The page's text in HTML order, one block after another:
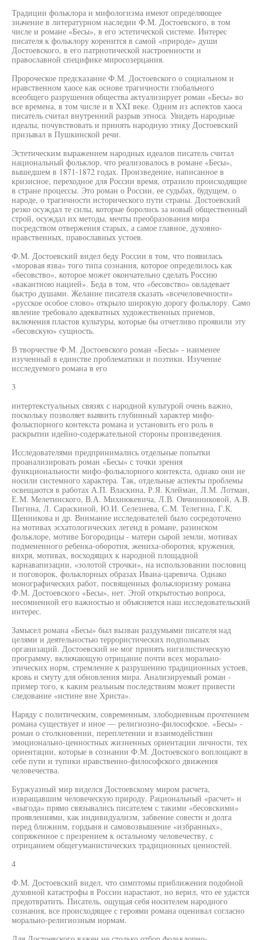
Традиции фольклора и мифологизма имеют определяющее
значение в литературном наследии Ф.М. Достоевского, в том
числе и романе «Бесы», в его эстетической системе. Интерес
писателя к фольклору коренится в самой «природе» души
Достоевского, в его патриотической настроенности и
православной специфике миросозерцания.
Пророческое предсказание Ф.М. Достоевского о социальном и
нравственном хаосе как основе трагичности глобального
всеобщего разрушения общества актуализирует роман «Бесы» во
все времена, в том числе и в XXI веке. Одним из аспектов хаоса
писатель считал внутренний разрыв этноса. Увидеть народные
идеалы, почувствовать и принять народную этику Достоевский
призывал в Пушкинской речи.
Эстетическим выражением народных идеалов писатель считал
национальный фольклор, что реализовалось в романе «Бесы»,
вышедшем в 1871-1872 годах. Произведение, написанное в
кризисное, переходное для России время, отразило происходящие
в стране процессы. Это роман о России, ее судьбах, будущем, о
народе, о трагичности исторического пути страны. Достоевский
резко осуждал те силы, которые боролись за новый общественный
строй, осуждал их методы, мечты преобразования мира
посредством отвержения старых, а самое главное, духовно-
нравственных, православных устоев.
Ф.М. Достоевский видел беду России в том, что появилась
«моровая язва» того типа сознания, которое определилось как
«бесовство», которое может окончательно сделать Россию
«вакантною нацией». Беда в том, что «бесовство» овладевает
быстро душами. Желание писателя сказать «всечеловечности»
«русское особое слово» открыло широкую дорогу фольклору. Само
явление требовало адекватных художественных приемов,
включения пластов культуры, которые бы отчетливо проявили эту
«бесовскую» сущность.
В творчестве Ф.М. Достоевского роман «Бесы» - наименее
изученный в единстве проблематики и поэтики. Изучение
исследуемого романа в его
3
интертекстуальных связях с народной культурой очень важно,
поскольку позволяет выявить глубинный характер мифо-
фолыспорного контекста романа и установить его роль в
раскрытии идейно-содержательной стороны произведения.
Исследователями предпринимались отдельные попытки
проанализировать роман «Бесы» с точки зрения
функциональности мифо-фольклорного контекста, однако они не
носили системного характера. Так, отдельные аспекты проблемы
освещаются в работах А.П. Власкина, Р.Я. Клейман, Л.М. Лотман,
Е.М. Мелетинского, В.А. Михнюкевича, Л.В. Овчинниковой, A.B.
Пигина, Л. Сараскиной, Ю.И. Селезнева, С.М. Телегина, Г.К.
Щенникова и др. Внимание исследователей было сосредоточено
на мотивах эсхатологических легенд в романе, разинском
фольклоре, мотиве Богородицы - матери сырой земли, мотивах
подмененного ребенка-оборотня, жениха-оборотня, кружения,
вихря, мотивах, восходящих к народной площадной
карнавапизации, «золотой строчки», на использовании пословиц
и поговорок, фольклорных образах Ивана-царевича. Однако
монографических работ, посвященных фольклоризму романа
Ф.М. Достоевского «Бесы», нет. Этой открытостью вопроса,
несомненной его важностью и объясняется наш исследовательский
интерес.
Замысел романа «Бесы» был вызван раздумьями писателя над
целями и деятельностью террористических подпольных
организаций. Достоевский не мог принять нигилистическую
программу, включающую отрицание почти всех морально-
этических норм, стремление к разрушению традиционных устоев,
кровь и смуту для обновления мира. Анализируемый роман -
пример того, к каким реальным последствиям может привести
следование «истине вне Христа».
Наряду с политическим, современным, злободневным прочтением
романа существует и иное — религиозно-философское. «Бесы» -
роман о столкновении, переплетении и взаимодействии
эмоционально-ценностных жизненных ориентации личности, тех
ориентации, которые в сознании Ф.М. Достоевского воплощают в
себе пути и тупики нравственно-философского движения
человечества.
Буржуазный мир виделся Достоевскому миром расчета,
извращавшим человеческую природу. Рациональный «расчет» и
«выгода» прямо связывались писателем с такими «бесовскими»
проявлениями, как индивидуализм, забвение совести и долга
перед ближним, гордыня и самовозвышение «избранных»,
сопряженное с презрением к остальному человечеству, с
отрицанием общегуманистических традиционных ценностей.
4
Ф.М. Достоевский видел, что симптомы приближения подобной
духовной катастрофы в России нарастают, но верил, что ее удастся
предотвратить. Писатель, ощущая себя носителем народного
сознания, все происходящее с героями романа оценивал согласно
морально-религиозным нормам.